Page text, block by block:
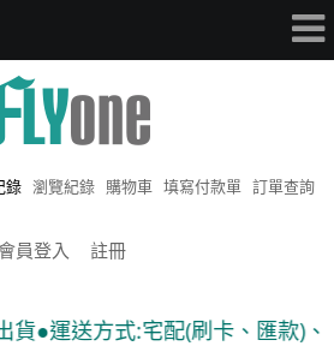
錄 瀏覽紀錄 購物車 填寫付款單 訂單查詢
員登入 註冊
:宅配(刷卡、匯款)、7-11貨到